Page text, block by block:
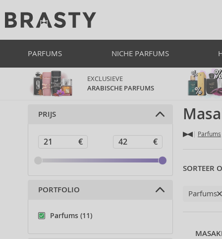
PARFUMS NICHE PARFUMS
EXCLUSIEVE
ARABISCHE PARFUMS
Parfums
SORTEER
Parfums
PRIJS
PORTFOLIO
Parfums (11)